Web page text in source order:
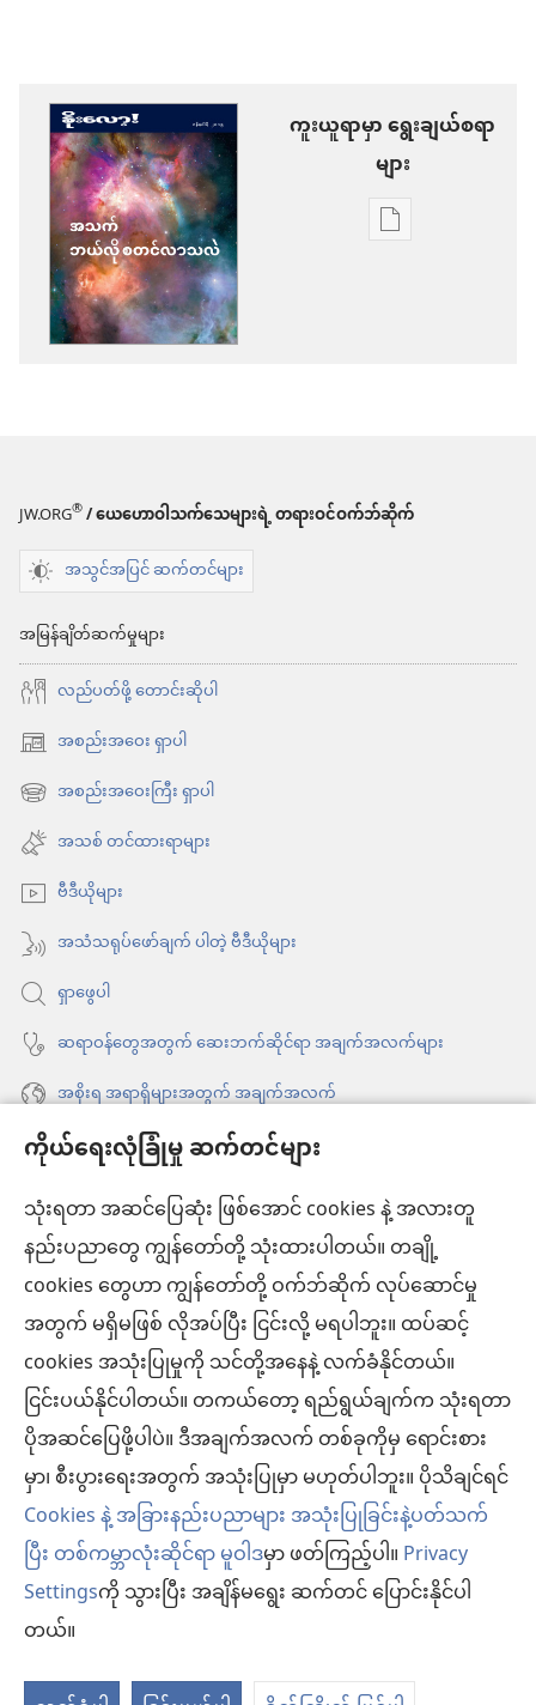
ကိုယ်ရေးလုံခြုံမှု ဆက်တင်များ
သုံးရတာ အဆင်ပြေဆုံး ဖြစ်အောင် cookies နဲ့ အလားတူ
နည်းပညာတွေ ကျွန်တော်တို့ သုံးထားပါတယ်။ တချို့
cookies တွေဟာ ကျွန်တော်တို့ ဝက်ဘ်ဆိုက် လုပ်ဆောင်မှု
အတွက် မရှိမဖြစ် လိုအပ်ပြီး ငြင်းလို့ မရပါဘူး။ ထပ်ဆင့်
cookies အသုံးပြုမှုကို သင်တို့အနေနဲ့ လက်ခံနိုင်တယ်။
ငြင်းပယ်နိုင်ပါတယ်။ တကယ်တော့ ရည်ရွယ်ချက်က သုံးရတာ
ပိုအဆင်ပြေဖို့ပါပဲ။ ဒီအချက်အလက် တစ်ခုကိုမှ ရောင်းစား
မှာ၊ စီးပွားရေးအတွက် အသုံးပြုမှာ မဟုတ်ပါဘူး။ ပိုသိချင်ရင်
Cookies နဲ့ အခြားနည်းပညာများ အသုံးပြုခြင်းနဲ့ပတ်သက်
ပြီး တစ်ကမ္ဘာလုံးဆိုင်ရာ မူဝါဒမှာ ဖတ်ကြည့်ပါ။Privacy
Settingsကို သွားပြီး အချိန်မရွေး ဆက်တင် ပြောင်းနိုင်ပါ
တယ်။
ကူးယူရာမှာ ရွေးချယ်စရာ
များ
စာပေ
များ
ဘယ်လို
JW.ORG®/ ယေဟောဝါသက်သေများရဲ့ တရားဝင်ဝက်ဘ်ဆိုက်
အသွင်အပြင် ဆက်တင်များ
အမြန်ချိတ်ဆက်မှုများ
လည်ပတ်ဖို့ တောင်းဆိုပါ
အစည်းအဝေး ရှာပါ
(window
အသစ်
င့်
နေ
ပါ
တယ်)
အစည်းအဝေးကြီး ရှာပါ
(window
အသစ်
င့်
နေ
ပါ
တယ်)
အသစ် တင်ထားရာများ
ဗီဒီယိုများ
အသံသရုပ်ဖော်ချက် ပါတဲ့ ဗီဒီယိုများ
ရှာဖွေပါ
ဆရာဝန်တွေအတွက် ဆေးဘက်ဆိုင်ရာ အချက်အလက်များ
အစိုးရ အရာရှိများအတွက် အချက်အလက်
အကူအညီ
အလှူငွေ
(window
အသစ်
ဖွ
င့်
နေ
ပါ
တယ်)
ကင်းမျှော်စင် အွန်လိုင်းစာကြည့်တိုက်™
(window
အသစ်
ဖွ
င့်
နေ
ပါ
တယ်)
JW Hub®
(window
အသစ်
ဖွ
င့်
နေ
ပါ
တယ်)
JW Library®
ကင်းမျှော်စင် စာကြည့်တိုက်
Copyright© 2026 Watch Tower Bible and Tract Society of Pennsylvania.
လိုက်နာရန် စည်းကမ်းများ